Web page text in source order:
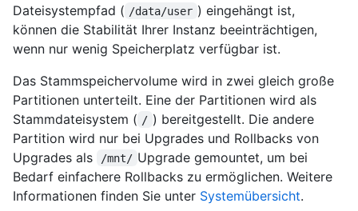
Dateisystempfad ( /data/user ) eingehängt ist,
können die Stabilität Ihrer Instanz beeinträchtigen,
wenn nur wenig Speicherplatz verfügbar ist.
Das Stammspeichervolume wird in zwei gleich große
Partitionen unterteilt. Eine der Partitionen wird als
Stammdateisystem ( / ) bereitgestellt. Die andere
Partition wird nur bei Upgrades und Rollbacks von
Upgrades als
/mnt/ Upgrade gemountet, um bei
Bedarf einfachere Rollbacks zu ermöglichen. Weitere
Informationen finden Sie unter Systemübersicht.